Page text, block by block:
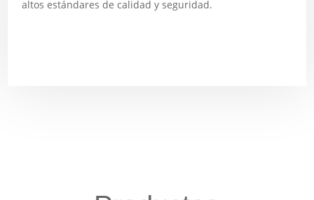
altos estándares de calidad y seguridad.